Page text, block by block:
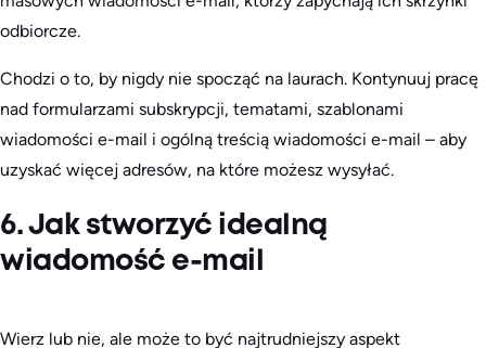
odbiorcze.
Chodzi o to, by nigdy nie spocząć na laurach. Kontynuuj pracę
nad formularzami subskrypcji, tematami, szablonami
wiadomości e-mail i ogólną treścią wiadomości e-mail – aby
uzyskać więcej adresów, na które możesz wysyłać.
6. Jak stworzyć idealną
wiadomość e-mail
Wierz lub nie, ale może to być najtrudniejszy aspekt